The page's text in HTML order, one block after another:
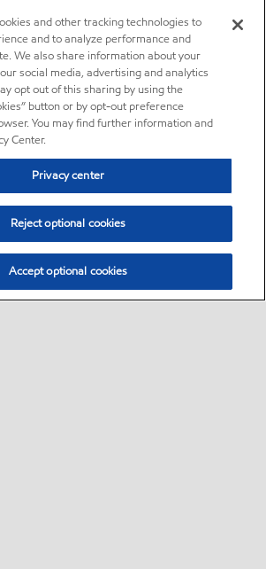
and other tracking technologies to
and to analyze performance and
We also share information about your
social media, advertising and analytics
opt out of this sharing by using the
button or by opt-out preference
You may find further information and
Center.
Privacy center
Reject optional cookies
Accept optional cookies